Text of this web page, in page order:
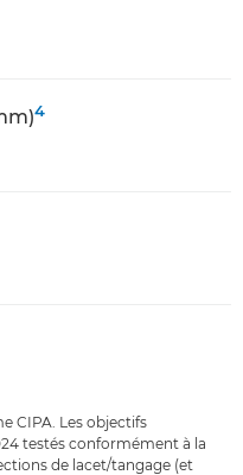
4
CIPA. Les objectifs
testés conformément à la
de lacet/tangage (et